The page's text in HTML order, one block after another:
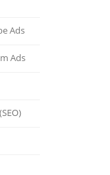
Ads
Ads